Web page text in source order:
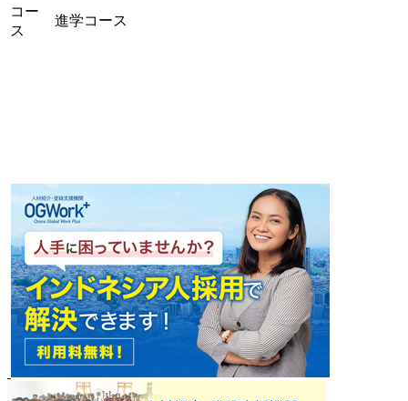
コー
ス
進学コース